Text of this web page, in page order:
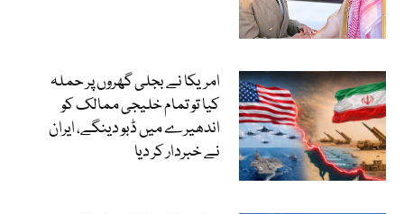
امریکا نے بجلی گھروں پر حملہ
کیا تو تمام خلیجی ممالک کو
اندھیرے میں ڈبو دینگے، ایران
نے خبردار کر دیا